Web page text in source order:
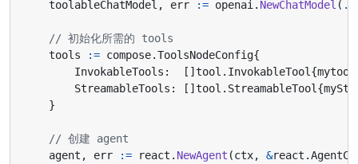
toolableChatModel , err := openai . NewChatModel (
// 初始化所需的 tools
tools
:= compose.ToolsNodeConfig{
InvokableTools : [] tool . InvokableTool {mytool
StreamableTools : [] tool . StreamableTool {
}
// 创建 agent
agent , err := react . NewAgent (ctx, &react .